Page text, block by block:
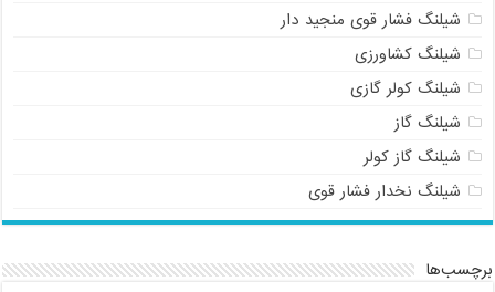
شیلنگ فشار قوی منجید دار
شیلنگ کشاورزی
شیلنگ کولر گازی
شیلنگ گاز
شیلنگ گاز کولر
شیلنگ نخدار فشار قوی
برچسب‌ها